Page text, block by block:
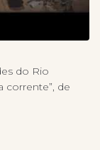
do Rio
corrente”, de